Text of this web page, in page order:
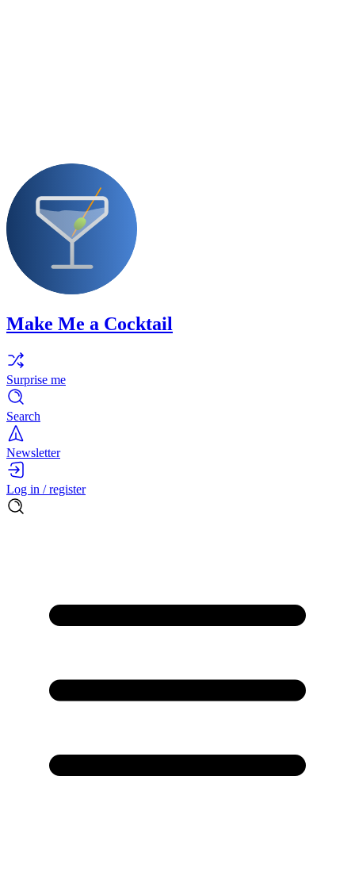
Make Me a Cocktail
Surprise me
Search
Newsletter
Log in / register